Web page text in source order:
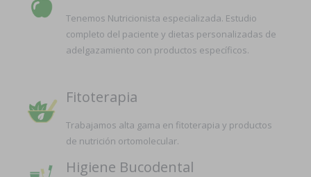
Tenemos Nutricionista especializada. Estudio
completo del paciente y dietas personalizadas de
adelgazamiento con productos específicos.
Fitoterapia
Trabajamos alta gama en fitoterapia y productos
de nutrición ortomolecular.
Higiene Bucodental